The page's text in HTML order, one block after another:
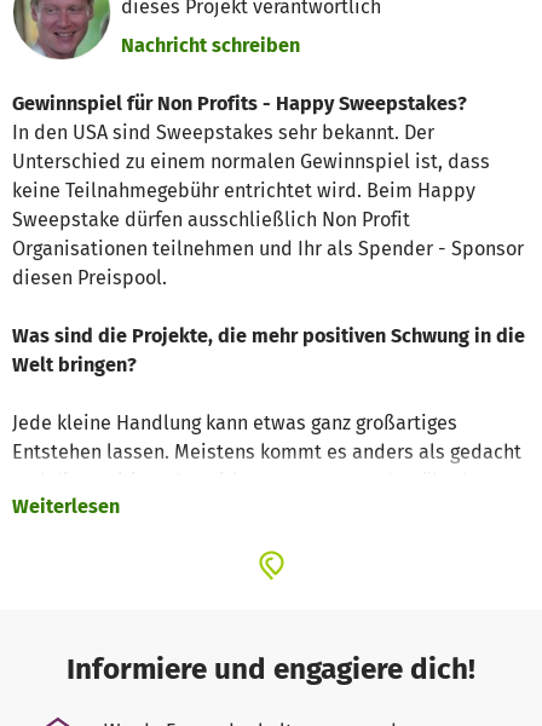
dieses Projekt verantwortlich
Nachricht schreiben
Gewinnspiel für Non Profits - Happy Sweepstakes?
In den USA sind Sweepstakes sehr bekannt. Der
Unterschied zu einem normalen Gewinnspiel ist, dass
keine Teilnahmegebühr entrichtet wird. Beim Happy
Sweepstake dürfen ausschließlich Non Profit
Organisationen teilnehmen und Ihr als Spender - Sponsor
diesen Preispool.
Was sind die Projekte, die mehr positiven Schwung in die
Welt bringen?
Jede kleine Handlung kann etwas ganz großartiges
Entstehen lassen. Meistens kommt es anders als gedacht
nicht absehbar. Somit ist es schwer zu sagen, was besser
bekommt.
Machen + Glück = Erfolg.
Weiterlesen
Informiere und engagiere dich!